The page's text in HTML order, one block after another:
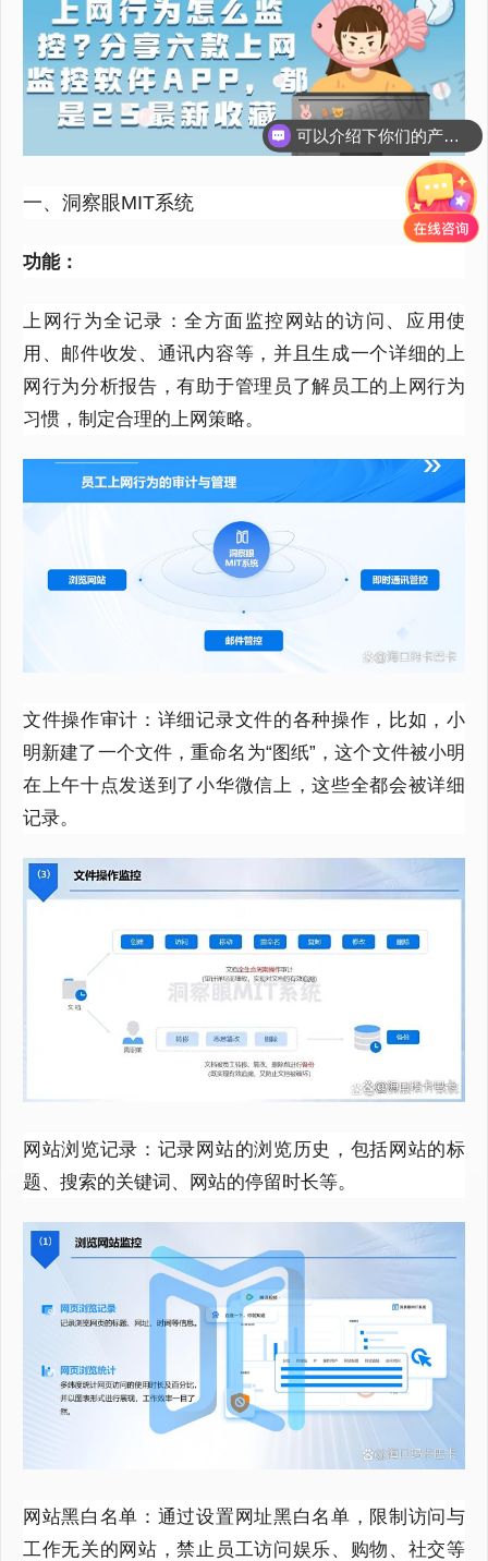
一、洞察眼MIT系统
功能：
上网行为全记录 ：全方面监控 网站的访问、应用使
用、邮件收发、 通讯内容等，并且生成一个详细的上
网行为分析报告，有助于管理员了解员工的上网行为
习惯，制定合理的上网策略。
文件操作审计 ： 详细记录文件的各种操作，比如，小
明新建了一个文件，重命名为“图纸”，这个文件被小明
在上午十点发送到了小华微信上，这些全都会被详细
记录。
网站浏览记录：记录网站的浏览历史，包括网站的标
题、搜索的关键词、网站的停留时长等。
网站黑白名单：通过设置网址黑白名单，限制访问与
工作无关的网站，禁止员工访问娱乐、购物、社交等
你们是怎么收费的呢？